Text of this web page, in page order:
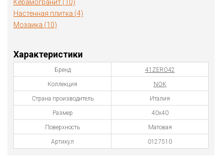
Керамогранит (10)
Настенная плитка (4)
Мозаика (10)
Характеристики
Бренд 41ZERO42
Коллекция NOK
Страна производитель Италия
Размер 40х40
Поверхность Матовая
Артикул 0127510